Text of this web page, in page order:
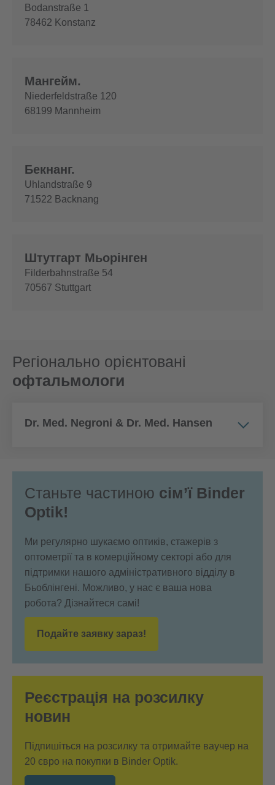
Bodanstraße 1
78462 Konstanz
Мангейм.
Niederfeldstraße 120
68199 Mannheim
Бекнанг.
Uhlandstraße 9
71522 Backnang
Штутгарт Мьорінген
Filderbahnstraße 54
70567 Stuttgart
Регіонально орієнтовані
офтальмологи
Dr. Med. Negroni & Dr. Med. Hansen
Станьте частиною сім’ї Binder
Optik!
Ми регулярно шукаємо оптиків, стажерів з
оптометрії та в комерційному секторі або для
підтримки нашого адміністративного відділу в
Бьоблінгені. Можливо, у нас є ваша нова
робота? Дізнайтеся самі!
Подайте заявку зараз!
Реєстрація на розсилку
новин
Підпишіться на розсилку та отримайте ваучер на
20 євро на покупки в Binder Optik.